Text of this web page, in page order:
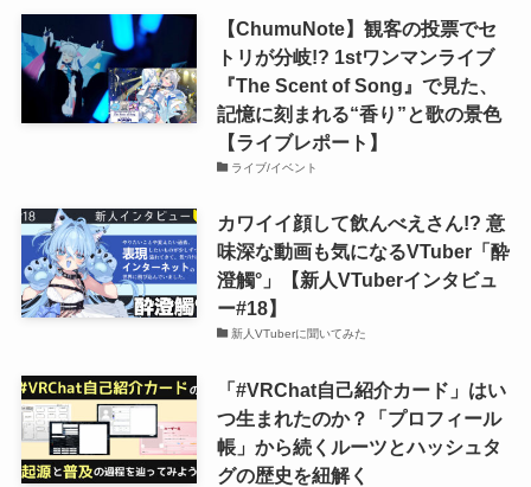
【ChumuNote】観客の投票でセ
トリが分岐!? 1stワンマンライブ
『The Scent of Song』で見た、
記憶に刻まれる“香り”と歌の景色
【ライブレポート】
ライブ/イベント
カワイイ顔して飲んべえさん!? 意
味深な動画も気になるVTuber「酔
澄觸°」【新人VTuberインタビュ
ー#18】
新人VTuberに聞いてみた
「#VRChat自己紹介カード」はい
つ生まれたのか？「プロフィール
帳」から続くルーツとハッシュタ
グの歴史を紐解く